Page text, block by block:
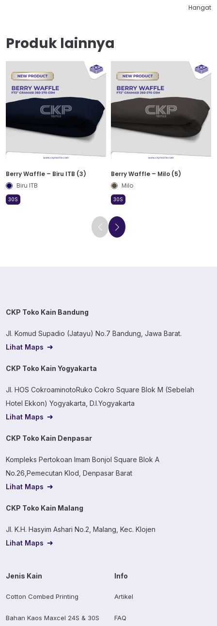
Hangat
Produk lainnya
Berry Waffle – Biru ITB (3)
Biru ITB
30S
Berry Waffle – Milo (5)
Milo
30S
CKP Toko Kain Bandung
Jl. Komud Supadio (Jatayu) No.7 Bandung, Jawa Barat.
Lihat Maps
CKP Toko Kain Yogyakarta
Jl. HOS CokroaminotoRuko Cokro Square Blok M (Sebelah
Hotel Ekkon) Yogyakarta, D.I.Yogyakarta
Lihat Maps
CKP Toko Kain Denpasar
Kompleks Pertokoan Imam Bonjol Square Blok A
No.26,Pemecutan Klod, Denpasar Barat
Lihat Maps
CKP Toko Kain Malang
Jl. K.H. Hasyim Ashari No.2, Malang, Kec. Klojen
Lihat Maps
Jenis Kain
Cotton Combed Printing
Bahan Kaos Maxcel 24S & 30S
Info
Artikel
FAQ